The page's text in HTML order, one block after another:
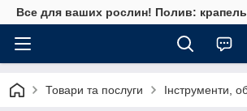
Все для ваших рослин! Полив:
Товари та послуги Інструменти,